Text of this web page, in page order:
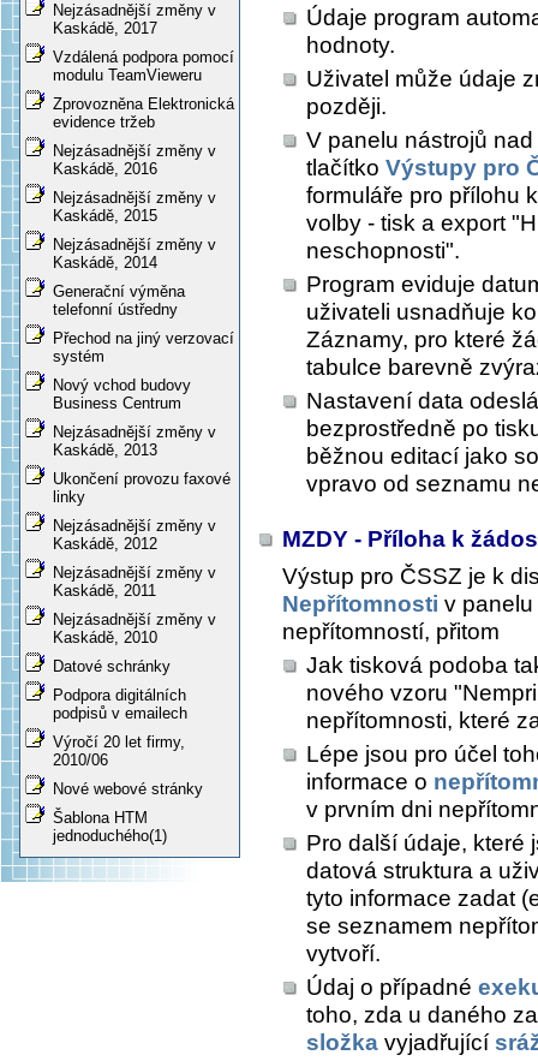
Nejzásadnější změny v
Kaskádě, 2017
Vzdálená podpora pomocí
modulu TeamVieweru
Zprovozněna Elektronická
evidence tržeb
Nejzásadnější změny v
Kaskádě, 2016
Nejzásadnější změny v
Kaskádě, 2015
Nejzásadnější změny v
Kaskádě, 2014
Generační výměna
telefonní ústředny
Přechod na jiný verzovací
systém
Nový vchod budovy
Business Centrum
Nejzásadnější změny v
Kaskádě, 2013
Ukončení provozu faxové
linky
Nejzásadnější změny v
Kaskádě, 2012
Nejzásadnější změny v
Kaskádě, 2011
Nejzásadnější změny v
Kaskádě, 2010
Datové schránky
Podpora digitálních
podpisů v emailech
Výročí 20 let firmy,
2010/06
Nové webové stránky
Šablona HTM
jednoduchého(1)
Údaje program
hodnoty.
Uživatel může údaje
později.
V panelu nástrojů
tlačítko Výstupy pro
formuláře pro přílohu
volby - tisk a export
neschopnosti".
Program eviduje
uživateli usnadňuje
Záznamy, pro které
tabulce barevně
Nastavení data
bezprostředně po
běžnou editací jako
vpravo od seznamu
MZDY - Příloha k
Výstup pro ČSSZ je k
Nepřítomnosti v
nepřítomností, přitom
Jak tisková podoba
nového vzoru
nepřítomnosti, které
Lépe jsou pro účel
informace o
v prvním dni
Pro další údaje, které
datová struktura a
tyto informace zadat
se seznamem
vytvoří.
Údaj o případné
toho, zda u daného
složka vyjadřující